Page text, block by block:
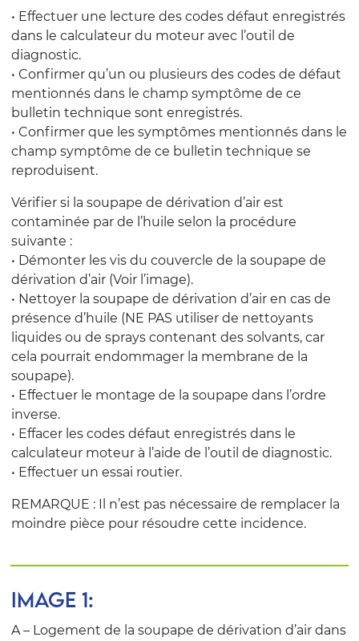
• Effectuer une lecture des codes défaut enregistrés
dans le calculateur du moteur avec l’outil de
diagnostic.
• Confirmer qu’un ou plusieurs des codes de défaut
mentionnés dans le champ symptôme de ce
bulletin technique sont enregistrés.
• Confirmer que les symptômes mentionnés dans le
champ symptôme de ce bulletin technique se
reproduisent.
Vérifier si la soupape de dérivation d’air est
contaminée par de l’huile selon la procédure
suivante :
• Démonter les vis du couvercle de la soupape de
dérivation d’air (Voir l’image).
• Nettoyer la soupape de dérivation d’air en cas de
présence d’huile (NE PAS utiliser de nettoyants
liquides ou de sprays contenant des solvants, car
cela pourrait endommager la membrane de la
soupape).
• Effectuer le montage de la soupape dans l’ordre
inverse.
• Effacer les codes défaut enregistrés dans le
calculateur moteur à l’aide de l’outil de diagnostic.
• Effectuer un essai routier.
REMARQUE : Il n’est pas nécessaire de remplacer la
moindre pièce pour résoudre cette incidence.
IMAGE 1:
A – Logement de la soupape de dérivation d’air dans